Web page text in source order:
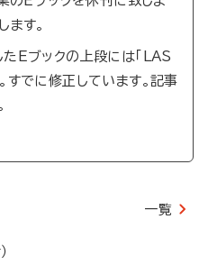
ます。
Eブックの上段には「LAS
すでに修正しています。記事
一覧
）